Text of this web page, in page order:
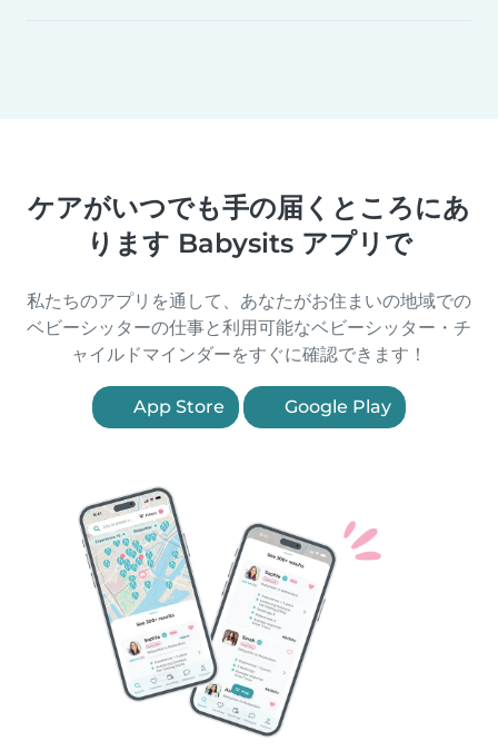
ケアがいつでも手の届くところにあ
ります Babysits アプリで
私たちのアプリを通して、あなたがお住まいの地域での
ベビーシッターの仕事と利用可能なベビーシッター・チ
ャイルドマインダーをすぐに確認できます！
App Store Google Play